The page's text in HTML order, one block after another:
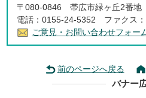
〒080-0846 帯広市緑ヶ丘2番地
電話：0155-24-5352 ファクス
ご意見・お問い合わせフォー
前のページへ戻る
バナー